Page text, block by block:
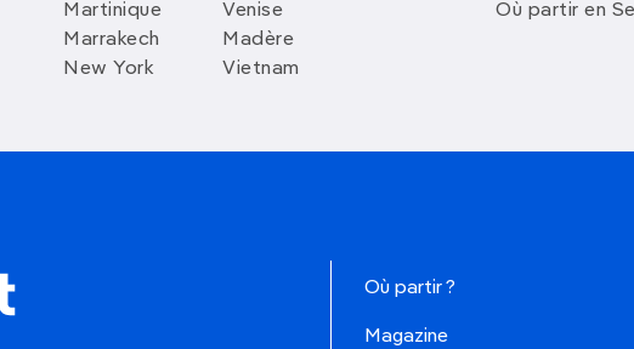
Martinique
Marrakech
New York
Venise
Madère
Vietnam
Où partir en
Où partir ?
Magazine